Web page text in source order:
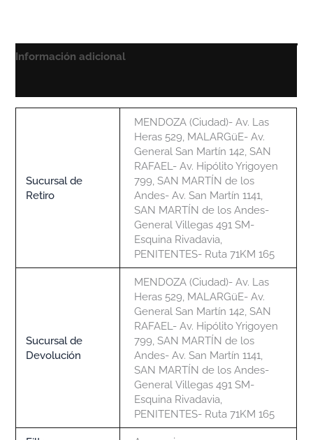
Información adicional
Sucursal de
Retiro
MENDOZA (Ciudad)- Av. Las
Heras 529, MALARGüE- Av.
General San Martín 142, SAN
RAFAEL- Av. Hipólito Yrigoyen
799, SAN MARTÍN de los
Andes- Av. San Martín 1141,
SAN MARTÍN de los Andes-
General Villegas 491 SM-
Esquina Rivadavia,
PENITENTES- Ruta 71KM 165
Sucursal de
Devolución
MENDOZA (Ciudad)- Av. Las
Heras 529, MALARGüE- Av.
General San Martín 142, SAN
RAFAEL- Av. Hipólito Yrigoyen
799, SAN MARTÍN de los
Andes- Av. San Martín 1141,
SAN MARTÍN de los Andes-
General Villegas 491 SM-
Esquina Rivadavia,
PENITENTES- Ruta 71KM 165